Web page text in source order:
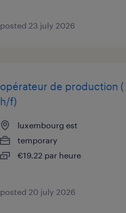
posted 23 july 2026
opérateur de production (
h/f)
luxembourg est
temporary
€19.22 par heure
posted 20 july 2026